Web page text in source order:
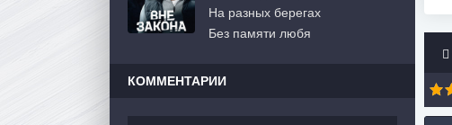
На разных берегах
Без памяти любя
КОММЕНТАРИИ